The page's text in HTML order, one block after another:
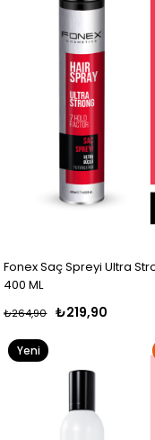
Fonex Saç Spreyi Ultra
400 ML
₺219,90
₺264,90
Yeni